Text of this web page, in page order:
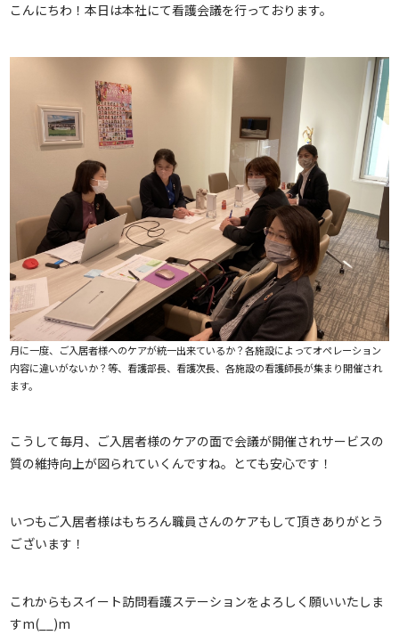
こんにちわ！本日は本社にて看護会議を行っております。
月に一度、ご入居者様へのケアが統一出来ているか？各施設によってオペレーション
内容に違いがないか？等、看護部長、看護次長、各施設の看護師長が集まり開催され
ます。
こうして毎月、ご入居者様のケアの面で会議が開催されサービスの
質の維持向上が図られていくんですね。とても安心です！
いつもご入居者様はもちろん職員さんのケアもして頂きありがとう
ございます！
これからもスイート訪問看護ステーションをよろしく願いいたしま
すm(__)m